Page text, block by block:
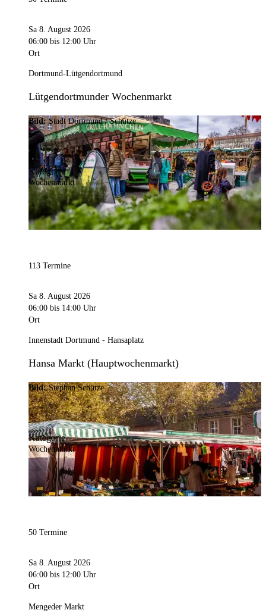
Sa 8. August 2026
06:00 bis 12:00 Uhr
Ort
Dortmund-Lütgendortmund
Lütgendortmunder Wochenmarkt
Bild:Stadt Dortmund / Schütze
Kategorie
Wochenmarkt
113 Termine
Sa 8. August 2026
06:00 bis 14:00 Uhr
Ort
Innenstadt Dortmund - Hansaplatz
Hansa Markt (Hauptwochenmarkt)
Bild:Stephan Schütze
Kategorie
Wochenmarkt
50 Termine
Sa 8. August 2026
06:00 bis 12:00 Uhr
Ort
Mengeder Markt